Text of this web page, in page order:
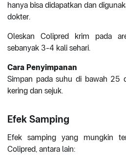
hanya bisa didapatkan dan
dokter.
Oleskan Colipred krim pada
sebanyak 3-4 kali sehari.
Cara Penyimpanan
Simpan pada suhu di bawah 25
kering dan sejuk.
Efek Samping
Efek samping yang mungkin
Colipred, antara lain: